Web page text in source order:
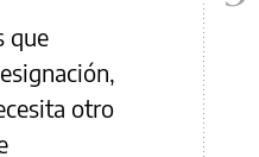
que
otro